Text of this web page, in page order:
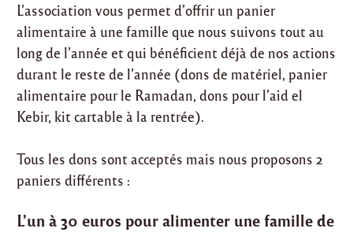
L’association vous permet d’offrir un panier
alimentaire à une famille que nous suivons tout au
long de l’année et qui bénéficient déjà de nos actions
durant le reste de l’année (dons de matériel, panier
alimentaire pour le Ramadan, dons pour l’aid el
Kebir, kit cartable à la rentrée).
Tous les dons sont acceptés mais nous proposons 2
paniers différents :
L’un à 30 euros pour alimenter une famille de